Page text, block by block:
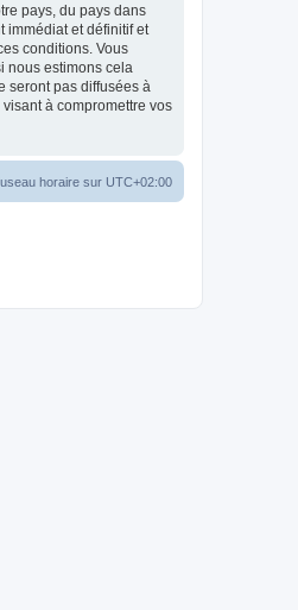
pays, du pays dans
immédiat et définitif et
conditions. Vous
nous estimons cela
seront pas diffusées à
à compromettre vos
horaire sur UTC+02:00